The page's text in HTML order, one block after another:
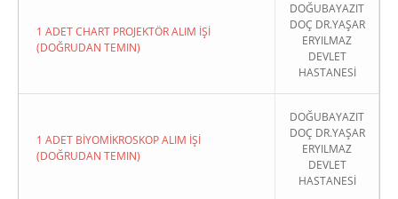
1 ADET CHART PROJEKTÖR ALIM İŞİ
(DOĞRUDAN TEMIN)
DOĞUBAYAZIT
DOÇ DR.YAŞAR
ERYILMAZ
DEVLET
HASTANESİ
1 ADET BİYOMİKROSKOP ALIM İŞİ
(DOĞRUDAN TEMIN)
DOĞUBAYAZIT
DOÇ DR.YAŞAR
ERYILMAZ
DEVLET
HASTANESİ